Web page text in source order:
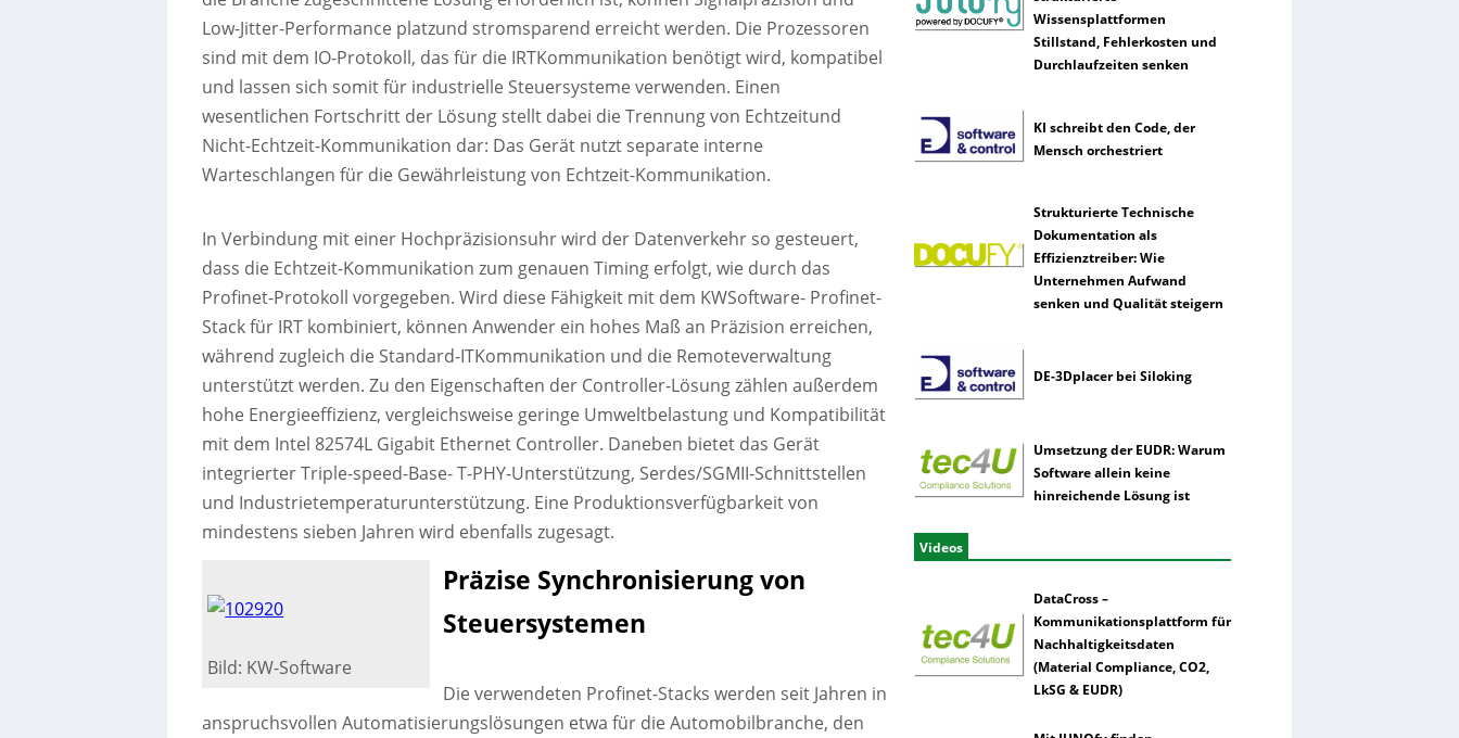
Low-Jitter-Performance platzund stromsparend erreicht werden. Die Prozessoren
sind mit dem IO-Protokoll, das für die IRTKommunikation benötigt wird, kompatibel
und lassen sich somit für industrielle Steuersysteme verwenden. Einen
wesentlichen Fortschritt der Lösung stellt dabei die Trennung von Echtzeitund
Nicht-Echtzeit-Kommunikation dar: Das Gerät nutzt separate interne
Warteschlangen für die Gewährleistung von Echtzeit-Kommunikation.
In Verbindung mit einer Hochpräzisionsuhr wird der Datenverkehr so gesteuert,
dass die Echtzeit-Kommunikation zum genauen Timing erfolgt, wie durch das
Profinet-Protokoll vorgegeben. Wird diese Fähigkeit mit dem KWSoftware- Profinet-
Stack für IRT kombiniert, können Anwender ein hohes Maß an Präzision erreichen,
während zugleich die Standard-ITKommunikation und die Remoteverwaltung
unterstützt werden. Zu den Eigenschaften der Controller-Lösung zählen außerdem
hohe Energieeffizienz, vergleichsweise geringe Umweltbelastung und Kompatibilität
mit dem Intel 82574L Gigabit Ethernet Controller. Daneben bietet das Gerät
integrierter Triple-speed-Base- T-PHY-Unterstützung, Serdes/SGMII-Schnittstellen
und Industrietemperaturunterstützung. Eine Produktionsverfügbarkeit von
mindestens sieben Jahren wird ebenfalls zugesagt.
Bild: KW-Software
Präzise Synchronisierung von
Steuersystemen
Die verwendeten Profinet-Stacks werden seit Jahren in
anspruchsvollen Automatisierungslösungen etwa für die Automobilbranche, den
Wissensplattformen
Stillstand, Fehlerkosten und
Durchlaufzeiten senken
KI schreibt den Code, der
Mensch orchestriert
Strukturierte Technische
Dokumentation als
Effizienztreiber: Wie
Unternehmen Aufwand
senken und Qualität steigern
DE-3Dplacer bei Siloking
Umsetzung der EUDR: Warum
Software allein keine
hinreichende Lösung ist
Videos
DataCross –
Kommunikationsplattform für
Nachhaltigkeitsdaten
(Material Compliance, CO2,
LkSG & EUDR)